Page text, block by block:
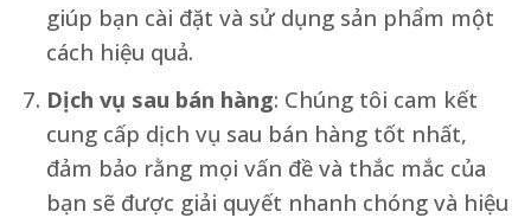
giúp bạn cài đặt và sử dụng sản phẩm một
cách hiệu quả.
Dịch vụ sau bán hàng: Chúng tôi cam kết
cung cấp dịch vụ sau bán hàng tốt nhất,
đảm bảo rằng mọi vấn đề và thắc mắc của
bạn sẽ được giải quyết nhanh chóng và hiệu